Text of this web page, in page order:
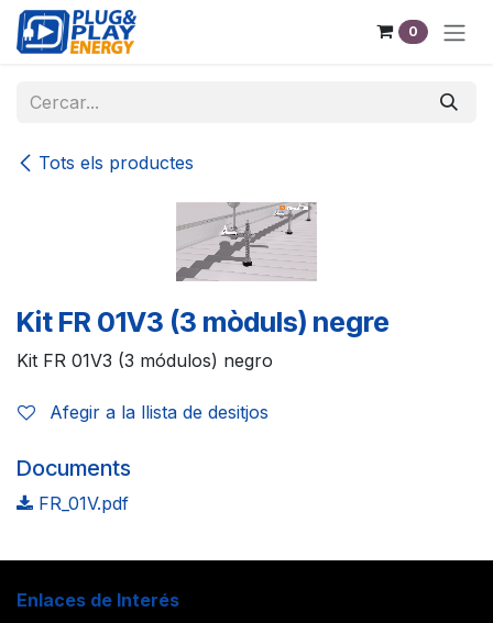
Skip to Content
0
Tots els productes
Kit FR 01V3 (3 mòduls) negre
Kit FR 01V3 (3 módulos) negro
Afegir a la llista de desitjos
Documents
FR_01V.pdf
Enlaces de Interés